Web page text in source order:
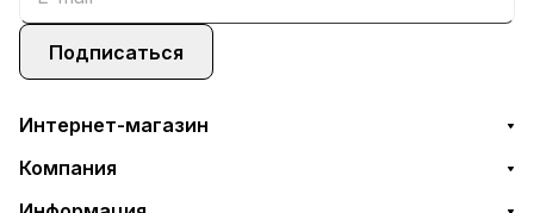
Подписаться
Интернет-магазин
Компания